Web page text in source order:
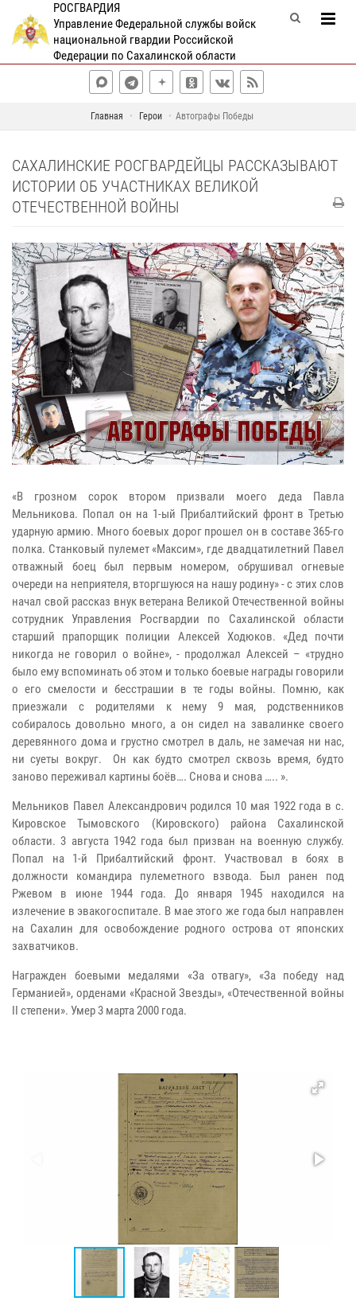
РОСГВАРДИЯ
Управление Федеральной службы войск
национальной гвардии Российской
Федерации по Сахалинской области
Главная Герои Автографы Победы
САХАЛИНСКИЕ РОСГВАРДЕЙЦЫ РАССКАЗЫВАЮТ
ИСТОРИИ ОБ УЧАСТНИКАХ ВЕЛИКОЙ
ОТЕЧЕСТВЕННОЙ ВОЙНЫ
«В грозном сорок втором призвали моего деда Павла
Мельникова. Попал он на 1-ый Прибалтийский фронт в Третью
ударную армию. Много боевых дорог прошел он в составе 365-го
полка. Станковый пулемет «Максим», где двадцатилетний Павел
отважный боец был первым номером, обрушивал огневые
очереди на неприятеля, вторгшуюся на нашу родину» - с этих слов
начал свой рассказ внук ветерана Великой Отечественной войны
сотрудник Управления Росгвардии по Сахалинской области
старший прапорщик полиции Алексей Ходюков. «Дед почти
никогда не говорил о войне», - продолжал Алексей – «трудно
было ему вспоминать об этом и только боевые награды говорили
о его смелости и бесстрашии в те годы войны. Помню, как
приезжали с родителями к нему 9 мая, родственников
собиралось довольно много, а он сидел на завалинке своего
деревянного дома и грустно смотрел в даль, не замечая ни нас,
ни суеты вокруг. Он как будто смотрел сквозь время, будто
заново переживал картины боёв…. Снова и снова ….. ».
Мельников Павел Александрович родился 10 мая 1922 года в с.
Кировское Тымовского (Кировского) района Сахалинской
области. 3 августа 1942 года был призван на военную службу.
Попал на 1-й Прибалтийский фронт. Участвовал в боях в
должности командира пулеметного взвода. Был ранен под
Ржевом в июне 1944 года. До января 1945 находился на
излечение в эвакогоспитале. В мае этого же года был направлен
на Сахалин для освобождение родного острова от японских
захватчиков.
Награжден боевыми медалями «За отвагу», «За победу над
Германией», орденами «Красной Звезды», «Отечественной войны
II степени». Умер 3 марта 2000 года.